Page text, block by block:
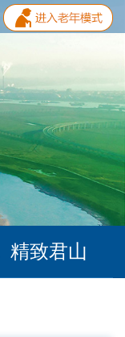
精致君山